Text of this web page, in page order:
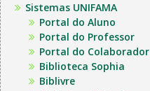
Sistemas UNIFAMA
Portal do Aluno
Portal do Professor
Portal do Colaborador
Biblioteca Sophia
Biblivre